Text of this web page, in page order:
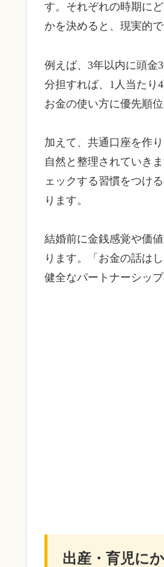
す。それぞれの時期に
かを決めると、現実的
例えば、3年以内に頭金
分担すれば、1人当たり
お金の使い方に優先順
加えて、共通口座を作
自然と整理されていき
ェックする習慣をつけ
ります。
結婚前に金銭感覚や価
ります。「お金の話は
健全なパートナーシッ
出産・育児に